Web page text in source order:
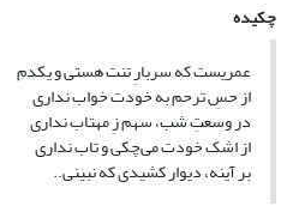
چکیده
عمریست که سربارِ تنت هستی و یکدم
از حسِ ترحم به خودت خواب نداری
در وسعتِ شب، سهم زِ مهتاب نداری
از اشک خودت می‌چکی و تاب نداری
بر آینه، دیوار کشیدی که نبینی..